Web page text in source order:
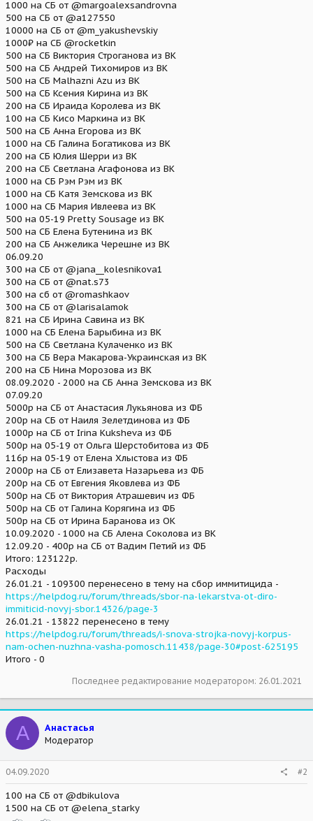
1000 на СБ от @margoalexsandrovna
500 на СБ от @a127550
10000 на СБ от @m_yakushevskiy
1000₽ на СБ @rocketkin
500 на СБ Виктория Строганова из ВК
500 на СБ Андрей Тихомиров из ВК
500 на СБ Malhazni Azu из ВК
500 на СБ Ксения Кирина из ВК
200 на СБ Ираида Королева из ВК
100 на СБ Кисо Маркина из ВК
500 на СБ Анна Егорова из ВК
1000 на СБ Галина Богатикова из ВК
200 на СБ Юлия Шерри из ВК
200 на СБ Светлана Агафонова из ВК
1000 на СБ Рэм Рэм из ВК
1000 на СБ Катя Земскова из ВК
1000 на СБ Мария Ивлеева из ВК
500 на 05-19 Pretty Sousage из ВК
500 на СБ Елена Бутенина из ВК
200 на СБ Анжелика Черешне из ВК
06.09.20
300 на СБ от @jana__kolesnikova1
300 на СБ от @nat.s73
300 на сб от @romashkaov
300 на СБ от @larisalamok
821 на СБ Ирина Савина из ВК
1000 на СБ Елена Барыбина из ВК
500 на СБ Светлана Кулаченко из ВК
300 на СБ Вера Макарова-Украинская из ВК
200 на СБ Нина Морозова из ВК
08.09.2020 - 2000 на СБ Анна Земскова из ВК
07.09.20
5000р на СБ от Анастасия Лукьянова из ФБ
200р на СБ от Наиля Зелетдинова из ФБ
1000р на СБ от Irina Kuksheva из ФБ
500р на 05-19 от Ольга Шерстобитова из ФБ
116р на 05-19 от Елена Хлыстова из ФБ
2000р на СБ от Елизавета Назарьева из ФБ
200р на СБ от Евгения Яковлева из ФБ
500р на СБ от Виктория Атрашевич из ФБ
500р на СБ от Галина Корягина из ФБ
500р на СБ от Ирина Баранова из ОК
10.09.2020 - 1000 на СБ Алена Соколова из ВК
12.09.20 - 400р на СБ от Вадим Петий из ФБ
Итого: 123122р.
Расходы
26.01.21 - 109300 перенесено в тему на сбор иммитицида -
https://helpdog.ru/forum/threads/sbor-na-lekarstva-ot-diro-
immiticid-novyj-sbor.14326/page-3
26.01.21 - 13822 перенесено в тему
https://helpdog.ru/forum/threads/i-snova-strojka-novyj-korpus-
nam-ochen-nuzhna-vasha-pomosch.11438/page-30#post-625195
Итого - 0
Последнее редактирование модератором: 26.01.2021
А Анастасья
Модератор
04.09.2020 #2
100 на СБ от @dbikulova
1500 на СБ от @elena_starky